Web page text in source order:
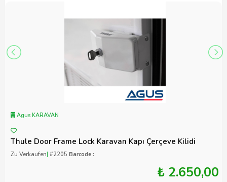
Agus KARAVAN
Thule Door Frame Lock Karavan Kapı Çerçeve Kilidi
Zu Verkaufen| #2205 Barcode :
₺ 2.650,00